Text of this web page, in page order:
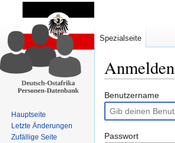
Anmelden
Zur
Navigation
springen
Zur
Suche
springen
Benutzername
Passwort
Spezialseite
Hauptseite
Letzte Änderungen
Zufällige Seite